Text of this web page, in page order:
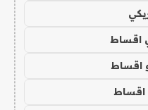
اقساط
اقساط
اقساط